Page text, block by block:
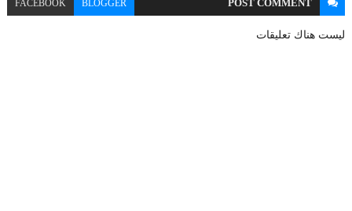
POSTCOMMENT
BLOGGER
FACEBOOK
ليست هناك تعليقات